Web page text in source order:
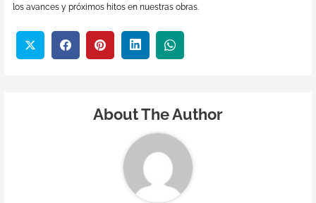
los avances y próximos hitos en nuestras obras.
About The Author